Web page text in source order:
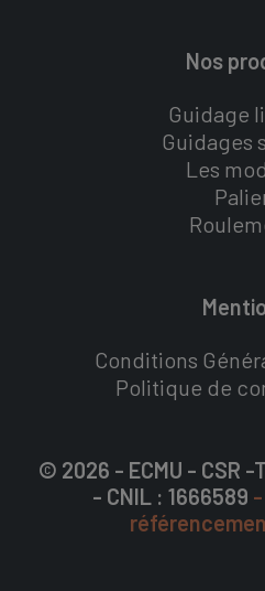
Nos
Guidage
Guidages
Les
Conditions
Politique de
© 2026 - ECMU - CSR
- CNIL : 1666589